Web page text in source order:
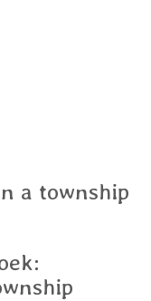
a township